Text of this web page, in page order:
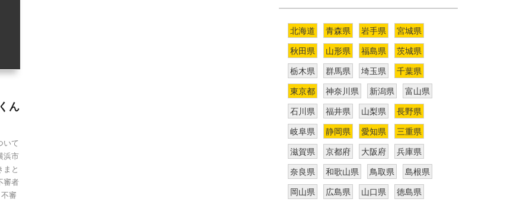
ん
いて
浜市
まと
審者
審
北海道 青森県 岩手県
宮城県
秋田県
山形県 福島県
茨城県
栃木県
群馬県 埼玉県
千葉県
東京都
神奈川県 新潟県
富山県
石川県
福井県 山梨県
長野県
岐阜県
静岡県 愛知県
三重県
滋賀県
京都府 大阪府
兵庫県
奈良県
和歌山県 鳥取県
島根県
岡山県
広島県 山口県
徳島県